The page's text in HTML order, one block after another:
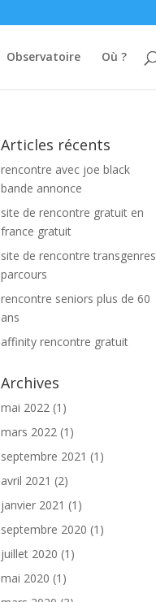
Observatoire Où ?
Articles récents
rencontre avec joe black
bande annonce
site de rencontre gratuit en
france gratuit
site de rencontre transgenres
parcours
rencontre seniors plus de 60
ans
affinity rencontre gratuit
Archives
mai 2022 (1)
mars 2022 (1)
septembre 2021 (1)
avril 2021 (2)
janvier 2021 (1)
septembre 2020 (1)
juillet 2020 (1)
mai 2020 (1)